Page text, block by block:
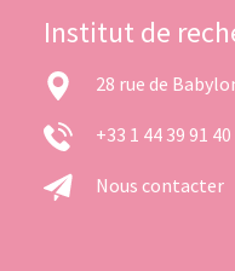
Institut de
28 rue de
+33 1 44 39 91 40
Nous contacter